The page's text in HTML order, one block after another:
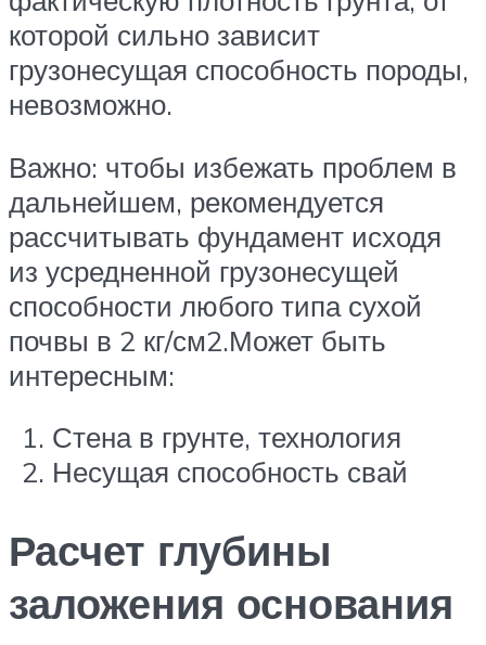
которой сильно зависит
грузонесущая способность породы,
невозможно.
Важно: чтобы избежать проблем в
дальнейшем, рекомендуется
рассчитывать фундамент исходя
из усредненной грузонесущей
способности любого типа сухой
почвы в 2 кг/см2.Может быть
интересным:
Стена в грунте, технология
Несущая способность свай
Расчет глубины
заложения основания